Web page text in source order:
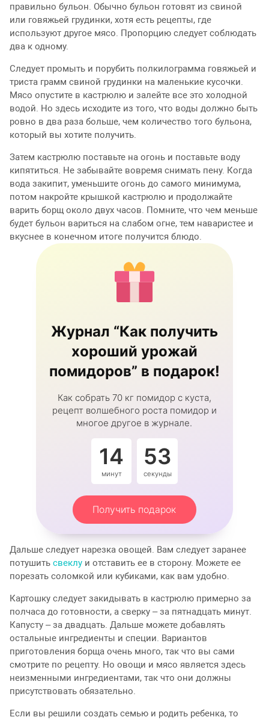
правильно бульон. Обычно бульон готовят из свиной
или говяжьей грудинки, хотя есть рецепты, где
используют другое мясо. Пропорцию следует соблюдать
два к одному.
Следует промыть и порубить полкилограмма говяжьей и
триста грамм свиной грудинки на маленькие кусочки.
Мясо опустите в кастрюлю и залейте все это холодной
водой. Но здесь исходите из того, что воды должно быть
ровно в два раза больше, чем количество того бульона,
который вы хотите получить.
Затем кастрюлю поставьте на огонь и поставьте воду
кипятиться. Не забывайте вовремя снимать пену. Когда
вода закипит, уменьшите огонь до самого минимума,
потом накройте крышкой кастрюлю и продолжайте
варить борщ около двух часов. Помните, что чем меньше
будет бульон вариться на слабом огне, тем наваристее и
вкуснее в конечном итоге получится блюдо.
Журнал “Как получить
хороший урожай
помидоров” в подарок!
Как собрать 70 кг помидор с куста,
рецепт волшебного роста помидор и
многое другое в журнале.
14
минут
53
секунды
Получить подарок
Дальше следует нарезка овощей. Вам следует заранее
потушить свеклу и отставить ее в сторону. Можете ее
порезать соломкой или кубиками, как вам удобно.
Картошку следует закидывать в кастрюлю примерно за
полчаса до готовности, а сверку – за пятнадцать минут.
Капусту – за двадцать. Дальше можете добавлять
остальные ингредиенты и специи. Вариантов
приготовления борща очень много, так что вы сами
смотрите по рецепту. Но овощи и мясо является здесь
неизменными ингредиентами, так что они должны
присутствовать обязательно.
Если вы решили создать семью и родить ребенка, то